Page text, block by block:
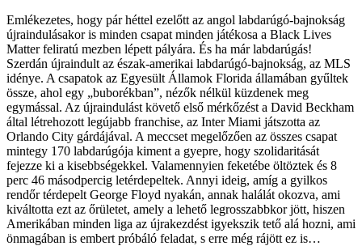
Emlékezetes, hogy pár héttel ezelőtt az angol labdarúgó-bajnokság
újraindulásakor is minden csapat minden játékosa a Black Lives
Matter feliratú mezben lépett pályára. És ha már labdarúgás!
Szerdán újraindult az észak-amerikai labdarúgó-bajnokság, az MLS
idénye. A csapatok az Egyesült Államok Florida államában gyűltek
össze, ahol egy „buborékban”, nézők nélkül küzdenek meg
egymással. Az újraindulást követő első mérkőzést a David Beckham
által létrehozott legújabb franchise, az Inter Miami játszotta az
Orlando City gárdájával. A meccset megelőzően az összes csapat
mintegy 170 labdarúgója kiment a gyepre, hogy szolidaritását
fejezze ki a kisebbségekkel. Valamennyien feketébe öltöztek és 8
perc 46 másodpercig letérdepeltek. Annyi ideig, amíg a gyilkos
rendőr térdepelt George Floyd nyakán, annak halálát okozva, ami
kiváltotta ezt az őrületet, amely a lehető legrosszabbkor jött, hiszen
Amerikában minden liga az újrakezdést igyekszik tető alá hozni, ami
önmagában is embert próbáló feladat, s erre még rájött ez is…